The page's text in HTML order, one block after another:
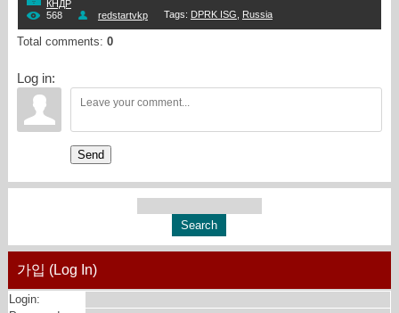
КНДР
568
redstartvkp Tags: DPRK ISG Russia
Total comments: 0
Log in:
Send
가입 (Log In)
Login: